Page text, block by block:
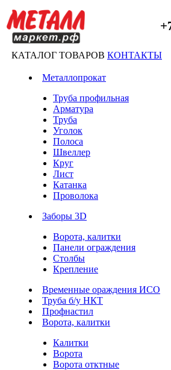
КАТАЛОГ ТОВАРОВ КОНТАКТЫ
Металлопрокат
Труба профильная
Арматура
Труба
Уголок
Полоса
Швеллер
Круг
Лист
Катанка
Проволока
Заборы 3D
Ворота, калитки
Панели ограждения
Столбы
Крепление
Временные ораждения ИСО
Труба б/у НКТ
Профнастил
Ворота, калитки
Калитки
Ворота
Ворота отктные